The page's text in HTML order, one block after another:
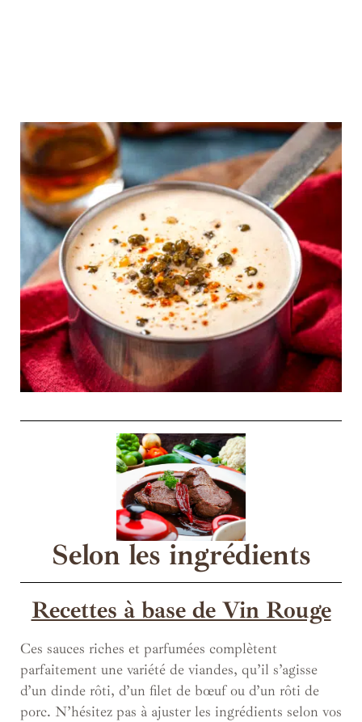
Selon les ingrédients
Recettes à base de Vin Rouge
Ces sauces riches et parfumées complètent
parfaitement une variété de viandes, qu’il s’agisse
d’un dinde rôti, d’un filet de bœuf ou d’un rôti de
porc. N’hésitez pas à ajuster les ingrédients selon vos